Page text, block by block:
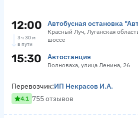
12:00 Автобусная остановка
Красный Луч, Луганская
шоссе
3 ч 30 м
в пути
15:30 Автостанция
Волноваха, улица Ленина, 26
Перевозчик:ИП Некрасов И.А.
4.1 755 отзывов